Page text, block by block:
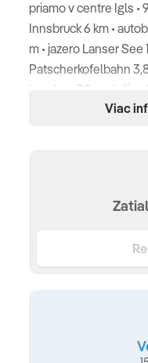
priamo v centre Igls •
Innsbruck 6 km •
m • jazero Lanser See
Patscherkofelbahn
hotelom 30 m •
Dvojlôžková izba
posteľ, gauč pre 1
Jednolôžková izba
Viac